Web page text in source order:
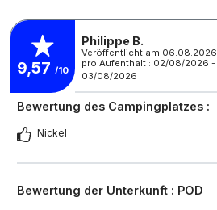
9,57 /10
Philippe B.
Veröffentlicht am 06.08.2026
pro Aufenthalt : 02/08/2026 -
03/08/2026
Bewertung des Campingplatzes :
Nickel
Bewertung der Unterkunft : POD